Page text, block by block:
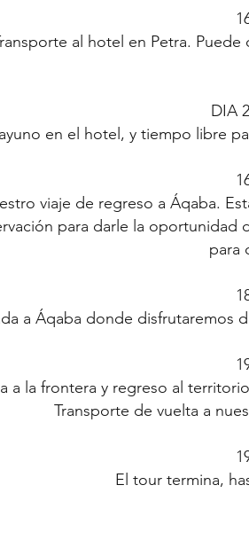
al hotel en Petra.
DIA
en el hotel, y tiempo libre
viaje de regreso a Áqaba.
para darle la oportunidad
para
a Áqaba donde disfrutaremos
a la frontera y regreso al
Transporte de vuelta a
El tour termina,